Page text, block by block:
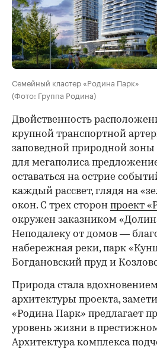
Семейный кластер «Родина Парк»
(Фото: Группа Родина)
Двойственность
крупной транспортной
заповедной природной зоны
для мегаполиса
оставаться на острие
каждый рассвет, глядя на
окон. С трех сторон проект
окружен заказником
Неподалеку от домов —
набережная реки, парк
Богдановский пруд и
Природа стала
архитектуры проекта,
«Родина Парк» предлагает
уровень жизни в
Архитектура комплекса